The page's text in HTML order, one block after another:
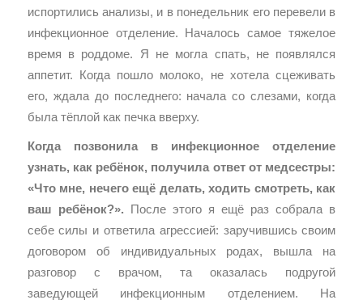
испортились анализы, и в понедельник его перевели в
инфекционное отделение. Началось самое тяжелое
время в роддоме. Я не могла спать, не появлялся
аппетит. Когда пошло молоко, не хотела сцеживать
его, ждала до последнего: начала со слезами, когда
была тёплой как печка вверху.
Когда позвонила в инфекционное отделение
узнать, как ребёнок, получила ответ от медсестры:
«Что мне, нечего ещё делать, ходить смотреть, как
ваш ребёнок?». После этого я ещё раз собрала в
себе силы и ответила агрессией: заручившись своим
договором об индивидуальных родах, вышла на
разговор с врачом, та оказалась подругой
заведующей инфекционным отделением. На